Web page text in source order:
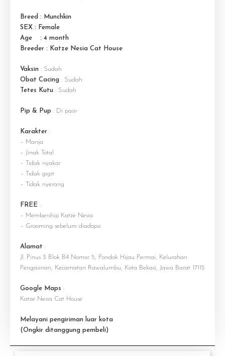
Breed : Munchkin
SEX : Female
Age : 4 month
Breeder : Katze Nesia Cat House
Vaksin : Sudah
Obat Cacing : Sudah
Tetes Kutu : Sudah
Pip & Pup : Di pasir
Karakter :
– Manja
– Jinak Total
– Tidak nyakar
– Tidak gigit
– Tidak nyerang
FREE :
– Membership Katze Nesia
– Grooming sebelum diadopsi
Alamat :
Jl. Pinus 3 Blok B4 Nomor 5, Pondok Hijau Permai, Kelurahan
Pengasinan, Kecamatan Rawalumbu, Kota Bekasi, Jawa Barat 17115
Google Maps :
Katze Nesia Cat House
Melayani pengiriman luar kota
(Ongkir ditanggung pembeli)